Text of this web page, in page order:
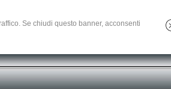
Se chiudi questo banner, acconsenti